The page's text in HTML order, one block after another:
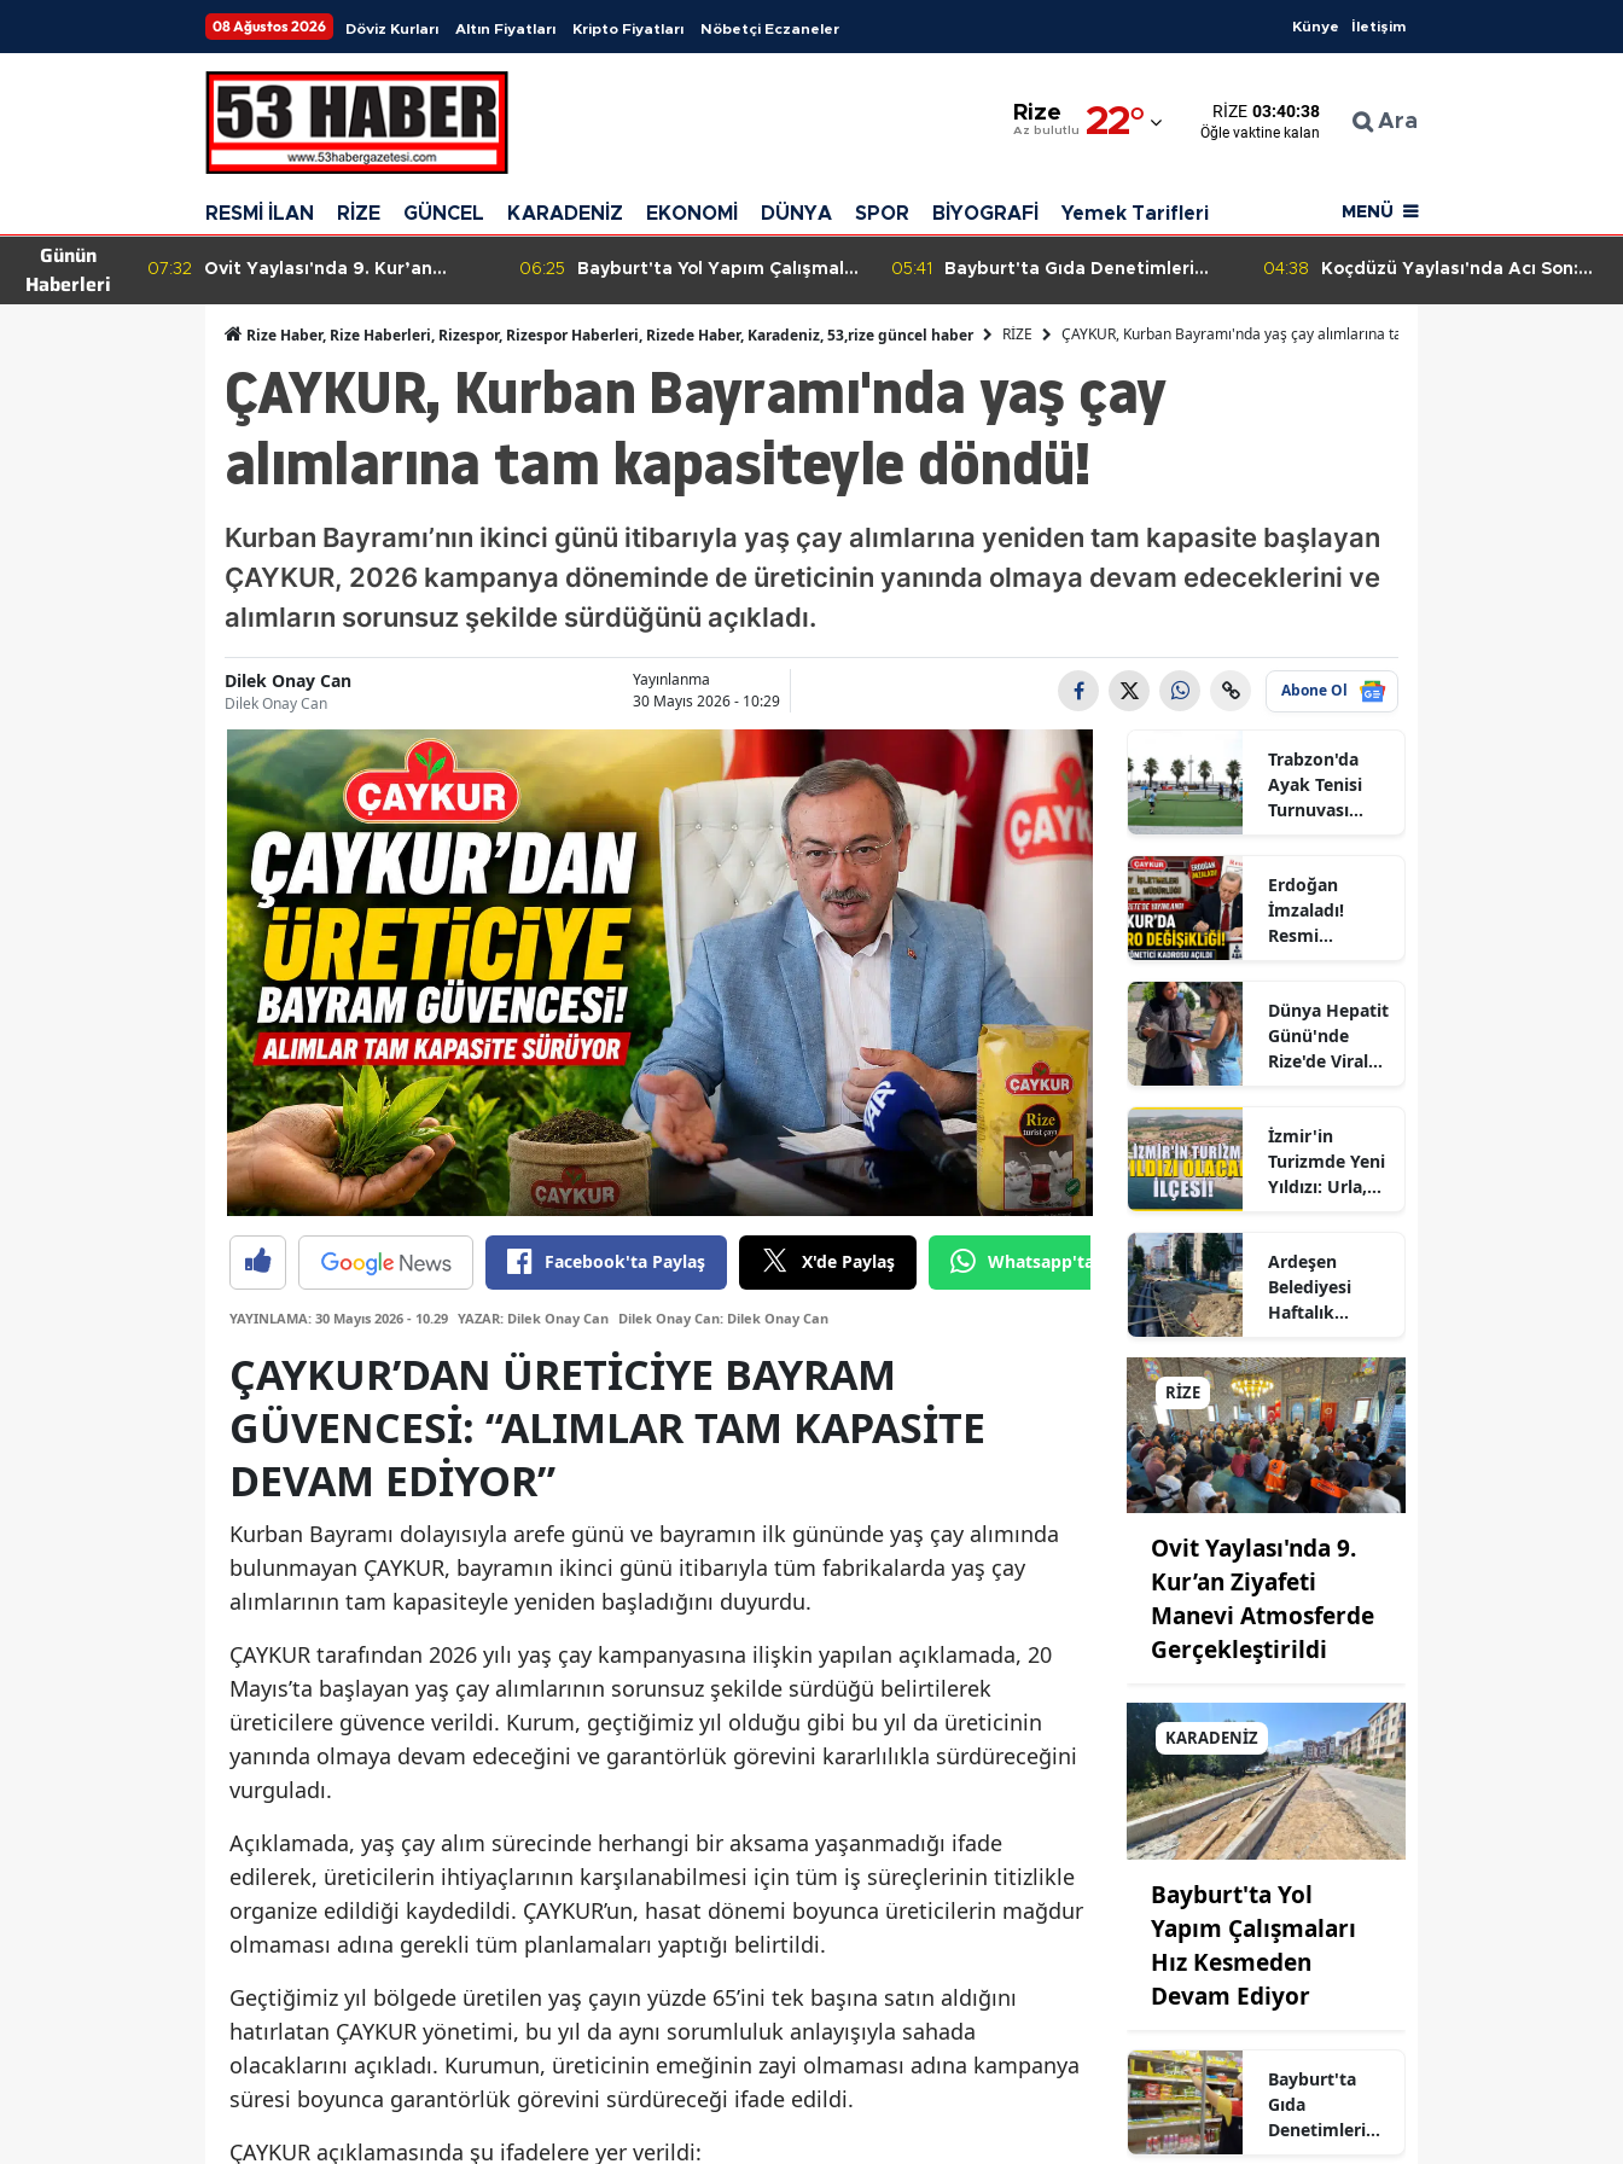
08 Ağustos 2026 Döviz Kurları Altın Fiyatları Kripto Fiyatları Nöbetçi Eczaneler Künye İletişim
Rize
Az bulutlu 22°
Adıyaman
Ağrı
Amasya
Artvin
Aydın
Bilecik
Bitlis
Bolu
Burdur
Bursa
Çanakkale
Denizli
Diyarbakır
Edirne
Elazığ
Erzincan
Erzurum
Gümüşhane
Mersin
İzmir
Kastamonu
Kayseri
RIZE 03:40:37
Öğle vaktine kalan Ara
RESMİ İLAN RİZE GÜNCEL KARADENİZ EKONOMİ DÜNYA SPOR BİYOGRAFİ Yemek Tarifleri MENÜ
Günün
Haberleri
Yol,
07:32
Ovit Yaylası'nda 9. Kur’an
06:25
Bayburt'ta Yol Yapım Çalışmaları
05:41
Bayburt'ta Gıda Denetimleri
04:38
Koçdüzü Yaylası'nda Acı Son:
Rize Haber, Rize Haberleri, Rizespor, Rizespor Haberleri, Rizede Haber, Karadeniz, 53,rize güncel haber RİZE ÇAYKUR, Kurban Bayramı'nda yaş çay alımlarına tam kapasiteyle döndü!
ÇAYKUR, Kurban Bayramı'nda yaş çay
alımlarına tam kapasiteyle döndü!
Kurban Bayramı’nın ikinci günü itibarıyla yaş çay alımlarına yeniden tam kapasite başlayan
ÇAYKUR, 2026 kampanya döneminde de üreticinin yanında olmaya devam edeceklerini ve
alımların sorunsuz şekilde sürdüğünü açıkladı.
Dilek Onay Can
Dilek Onay Can
Yayınlanma
30 Mayıs 2026 - 10:29
Abone Ol
Facebook'ta Paylaş X'de Paylaş Whatsapp'tan Gönder
YAYINLAMA: 30 Mayıs 2026 - 10.29 YAZAR: Dilek Onay Can Dilek Onay Can: Dilek Onay Can
ÇAYKUR’DAN ÜRETICIYE BAYRAM
GÜVENCESI: “ALIMLAR TAM KAPASITE
DEVAM EDIYOR”
Kurban Bayramı dolayısıyla arefe günü ve bayramın ilk gününde yaş çay alımında
bulunmayan ÇAYKUR, bayramın ikinci günü itibarıyla tüm fabrikalarda yaş çay
alımlarının tam kapasiteyle yeniden başladığını duyurdu.
ÇAYKUR tarafından 2026 yılı yaş çay kampanyasına ilişkin yapılan açıklamada, 20
Mayıs’ta başlayan yaş çay alımlarının sorunsuz şekilde sürdüğü belirtilerek
üreticilere güvence verildi. Kurum, geçtiğimiz yıl olduğu gibi bu yıl da üreticinin
yanında olmaya devam edeceğini ve garantörlük görevini kararlılıkla sürdüreceğini
vurguladı.
Açıklamada, yaş çay alım sürecinde herhangi bir aksama yaşanmadığı ifade
edilerek, üreticilerin ihtiyaçlarının karşılanabilmesi için tüm iş süreçlerinin titizlikle
organize edildiği kaydedildi. ÇAYKUR’un, hasat dönemi boyunca üreticilerin mağdur
olmaması adına gerekli tüm planlamaları yaptığı belirtildi.
Geçtiğimiz yıl bölgede üretilen yaş çayın yüzde 65’ini tek başına satın aldığını
hatırlatan ÇAYKUR yönetimi, bu yıl da aynı sorumluluk anlayışıyla sahada
olacaklarını açıkladı. Kurumun, üreticinin emeğinin zayi olmaması adına kampanya
süresi boyunca garantörlük görevini sürdüreceği ifade edildi.
ÇAYKUR açıklamasında şu ifadelere yer verildi:
Trabzon'da
Ayak Tenisi
Turnuvası
Erdoğan
İmzaladı!
Resmi
ÇAYKUR'a 4
Yeni Kadro,
KİT'lerde
Dünya Hepatit
Günü'nde
Rize'de Viral
Seferberliği
İzmir'in
Turizmde Yeni
Yıldızı: Urla,
Sollayan İlçe!
Ardeşen
Belediyesi
Haftalık
Raporunu
Paylaştı:
Çalışmalar İlçe
Genelinde
Aralıksız
Sürüyor
RİZE
Ovit Yaylası'nda 9.
Kur’an Ziyafeti
Manevi Atmosferde
Gerçekleştirildi
KARADENİZ
Bayburt'ta Yol
Yapım Çalışmaları
Hız Kesmeden
Devam Ediyor
Bayburt'ta
Gıda
Denetimleri